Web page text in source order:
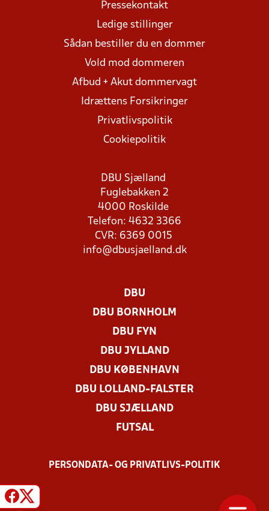
Pressekontakt
Ledige stillinger
Sådan bestiller du en dommer
Vold mod dommeren
Afbud + Akut dommervagt
Idrættens Forsikringer
Privatlivspolitik
Cookiepolitik
DBU Sjælland
Fuglebakken 2
4000 Roskilde
Telefon: 4632 3366
CVR: 6369 0015
info@dbusjaelland.dk
DBU
DBU BORNHOLM
DBU FYN
DBU JYLLAND
DBU KØBENHAVN
DBU LOLLAND-FALSTER
DBU SJÆLLAND
FUTSAL
PERSONDATA- OG PRIVATLIVS-POLITIK